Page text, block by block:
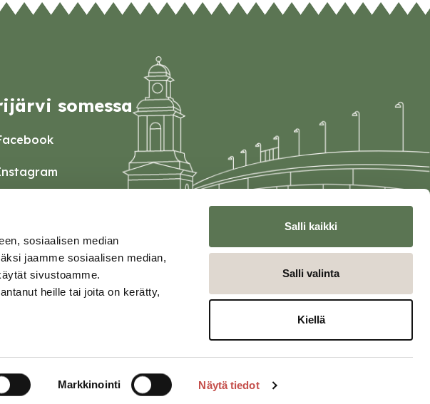
sosiaalisen median
jaamme sosiaalisen median,
sivustoamme.
heille tai joita on kerätty,
Markkinointi Näytä tiedot
Salli kaikki
Salli valinta
Kiellä
somessa